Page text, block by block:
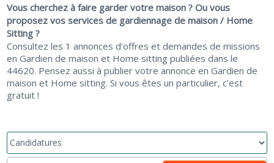
Vous cherchez à faire garder votre maison ? Ou vous
proposez vos services de gardiennage de maison / Home
Sitting ?
Consultez les 1 annonces d’offres et demandes de missions
en Gardien de maison et Home sitting publiées dans le
44620. Pensez aussi à publier votre annonce en Gardien de
maison et Home sitting. Si vous êtes un particulier, c’est
gratuit !